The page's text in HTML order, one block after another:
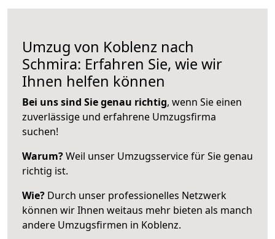
Umzug von Koblenz nach
Schmira: Erfahren Sie, wie wir
Ihnen helfen können
Bei uns sind Sie genau richtig, wenn Sie einen
zuverlässige und erfahrene Umzugsfirma
suchen!
Warum?Weil unser Umzugsservice für Sie genau
richtig ist.
Wie? Durch unser professionelles Netzwerk
können wir Ihnen weitaus mehr bieten als manch
andere Umzugsfirmen in Koblenz.